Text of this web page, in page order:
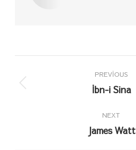
navigation
PREVIOUS
Previous
İbn-i Sina
NEXT
Next
James Watt